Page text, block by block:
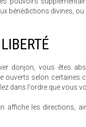
bénédictions divines,
donjon, vous êtes
ouverts selon
dans l'ordre que vous
affiche les directions,